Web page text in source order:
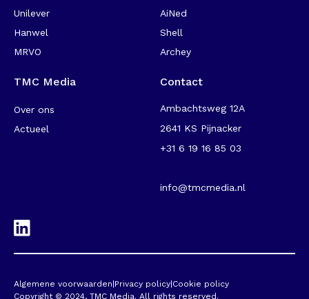
Unilever
Hanwel
MRVO
AiNed
Shell
Archey
TMC Media
Over ons
Actueel
Contact
Ambachtsweg 12A
2641 KS Pijnacker
+31 6 19 16 85 03
info@tmcmedia.nl
Copyright © 2024, TMC Media. All rights reserved.
Algemene voorwaarden Privacy policy Cookie policy